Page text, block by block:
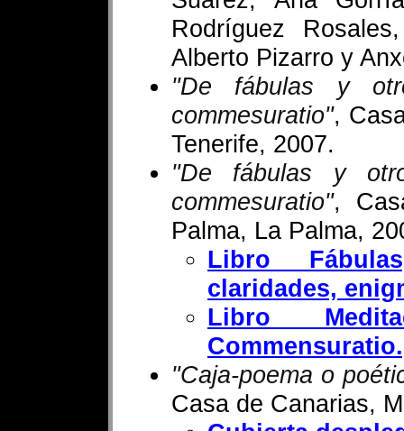
Rodríguez
Alberto Pizarro y
"De fábulas y
commesuratio",
Tenerife, 2007.
"De fábulas y
commesuratio",
Palma, La Palma,
Libro
claridades,
Libro
"Caja-poema o
Casa de Canarias,